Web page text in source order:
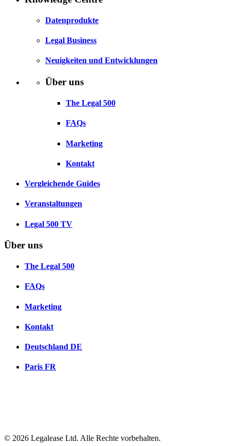
Datenprodukte
Legal Business
Neuigkeiten und Entwicklungen
Über uns
The Legal 500
FAQs
Marketing
Kontakt
Vergleichende Guides
Veranstaltungen
Legal 500 TV
Über uns
The Legal 500
FAQs
Marketing
Kontakt
Deutschland DE
Paris FR
© 2026 Legalease Ltd. Alle Rechte vorbehalten.